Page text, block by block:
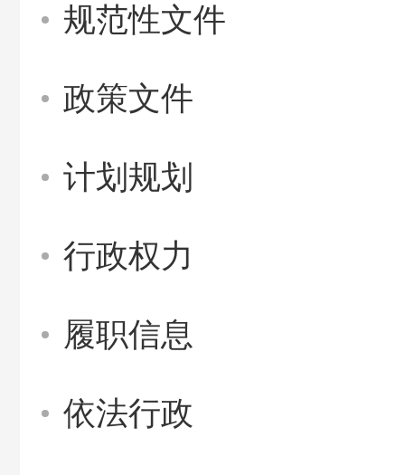
规范性文件
政策文件
计划规划
行政权力
履职信息
依法行政